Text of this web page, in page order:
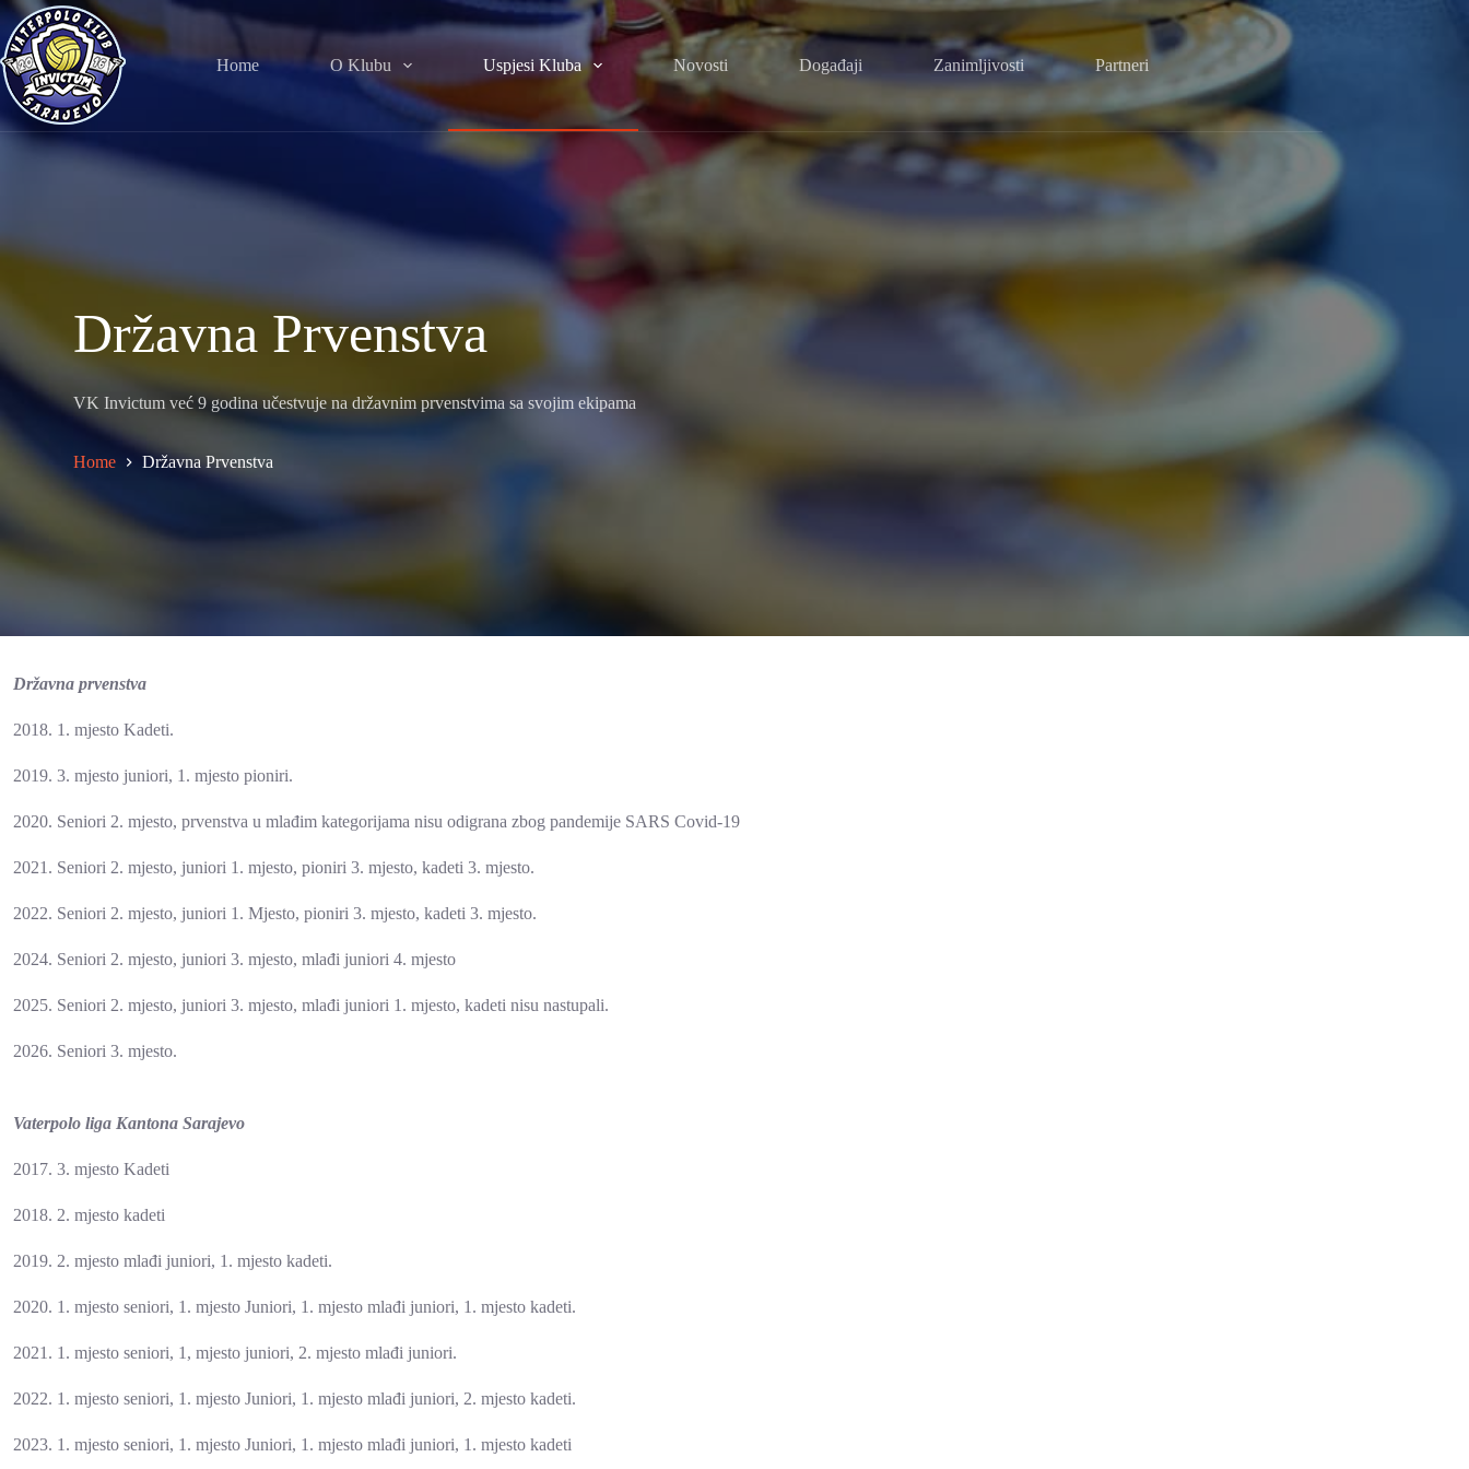
Skip
content
Home
O Klubu Uspjesi Kluba Novosti Događaji Zanimljivosti Partneri
Državna Prvenstva
VK Invictum već 9 godina učestvuje na državnim prvenstvima sa svojim ekipama
Home Državna Prvenstva
Državna prvenstva
2018. 1. mjesto Kadeti.
2019. 3. mjesto juniori, 1. mjesto pioniri.
2020. Seniori 2. mjesto, prvenstva u mlađim kategorijama nisu odigrana zbog pandemije SARS Covid-19
2021. Seniori 2. mjesto, juniori 1. mjesto, pioniri 3. mjesto, kadeti 3. mjesto.
2022. Seniori 2. mjesto, juniori 1. Mjesto, pioniri 3. mjesto, kadeti 3. mjesto.
2024. Seniori 2. mjesto, juniori 3. mjesto, mlađi juniori 4. mjesto
2025. Seniori 2. mjesto, juniori 3. mjesto, mlađi juniori 1. mjesto, kadeti nisu nastupali.
2026. Seniori 3. mjesto.
Vaterpolo liga Kantona Sarajevo
2017. 3. mjesto Kadeti
2018. 2. mjesto kadeti
2019. 2. mjesto mlađi juniori, 1. mjesto kadeti.
2020. 1. mjesto seniori, 1. mjesto Juniori, 1. mjesto mlađi juniori, 1. mjesto kadeti.
2021. 1. mjesto seniori, 1, mjesto juniori, 2. mjesto mlađi juniori.
2022. 1. mjesto seniori, 1. mjesto Juniori, 1. mjesto mlađi juniori, 2. mjesto kadeti.
2023. 1. mjesto seniori, 1. mjesto Juniori, 1. mjesto mlađi juniori, 1. mjesto kadeti